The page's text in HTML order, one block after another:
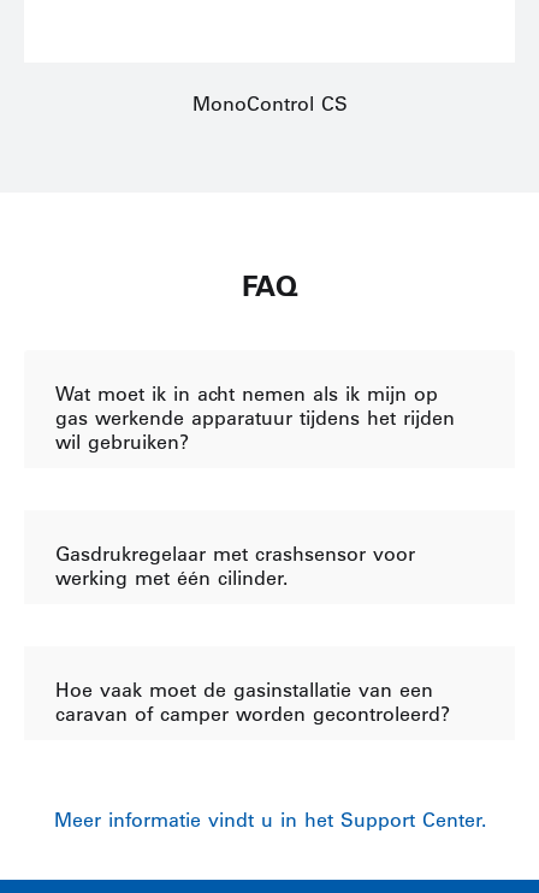
MonoControl CS
FAQ
Wat moet ik in acht nemen als ik mijn op
gas werkende apparatuur tijdens het rijden
wil gebruiken?
Gasdrukregelaar met crashsensor voor
werking met één cilinder.
Hoe vaak moet de gasinstallatie van een
caravan of camper worden gecontroleerd?
Meer informatie vindt u in het Support Center.